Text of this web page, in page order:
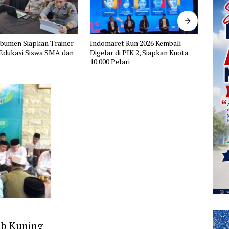
Run 2026 Kembali
2, Siapkan Kuota
Ombudsman RI Uji Kualitas
Pelayanan Kantor Pertanahan
Kota Palangka Raya
FSP
Kuning